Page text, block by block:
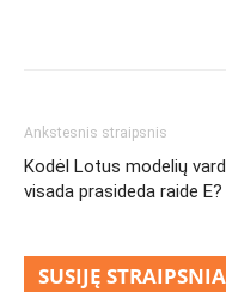
Ankstesnis straipsnis
Kodėl Lotus modelių
visada prasideda raide E?
SUSIJĘ